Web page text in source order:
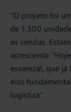
“O projeto foi
de 1.300
as vendas.
acrescenta:
essencial, que
eixo
logística”.